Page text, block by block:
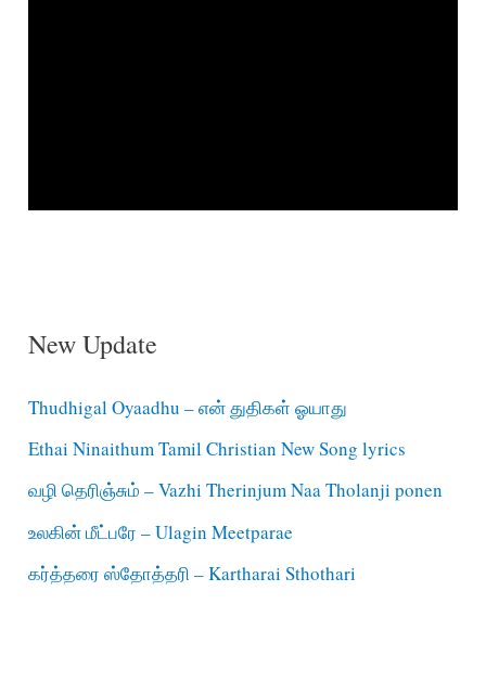
New Update
Thudhigal Oyaadhu – என் துதிகள் ஓயாது
Ethai Ninaithum Tamil Christian New Song lyrics
வழி தெரிஞ்சும் – Vazhi Therinjum Naa Tholanji ponen
உலகின் மீட்பரே – Ulagin Meetparae
கர்த்தரை ஸ்தோத்தரி – Kartharai Sthothari